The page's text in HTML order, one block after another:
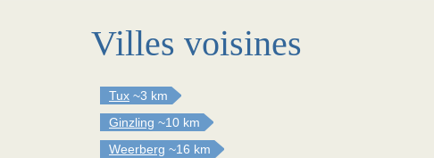
Villes voisines
Tux ~3 km
Ginzling ~10 km
Weerberg ~16 km